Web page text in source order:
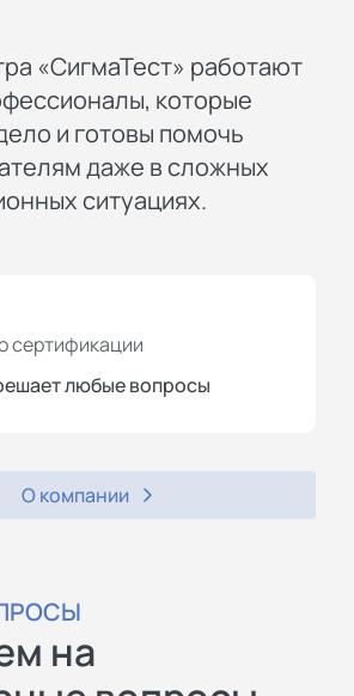
«СигмаТест» работают
которые
и готовы помочь
даже в сложных
ситуациях.
сертификации
любые вопросы
О компании
на